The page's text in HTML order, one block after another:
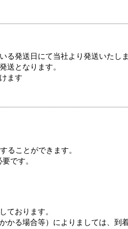
る発送日にて当社より発送いたしま
送となります。
ます
ることができます。
です。
ております。
かる場合等）によりましては、到